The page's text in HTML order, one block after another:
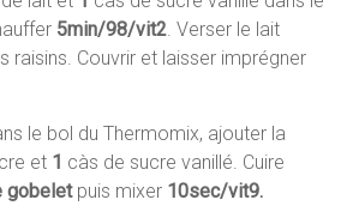
5min/98/vit2 . Verser le lait
raisins. Couvrir et laisser imprégner
le bol du Thermomix, ajouter la
et 1 càs de sucre vanillé. Cuire
gobeletpuis mixer 10sec/vit9.